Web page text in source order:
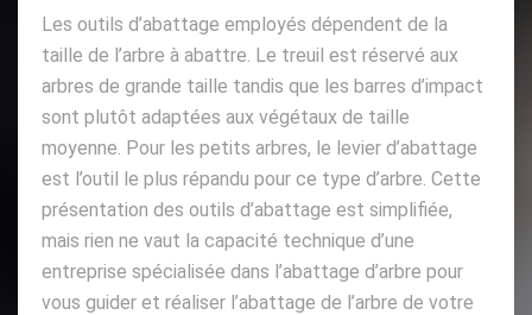
Les outils d’abattage employés dépendent de la
taille de l’arbre à abattre. Le treuil est réservé aux
arbres de grande taille tandis que les barres d’impact
sont plutôt adaptées aux végétaux de taille
moyenne. Pour les petits arbres, le levier d’abattage
est l’outil le plus répandu pour ce type d’arbre. Cette
présentation des outils d’abattage est simplifiée,
mais rien ne vaut la capacité technique d’une
entreprise spécialisée dans l’abattage d’arbre pour
vous guider et réaliser l’abattage de l’arbre de votre